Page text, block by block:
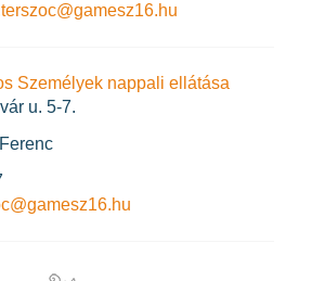
Személyek nappali ellátása
u. 5-7.